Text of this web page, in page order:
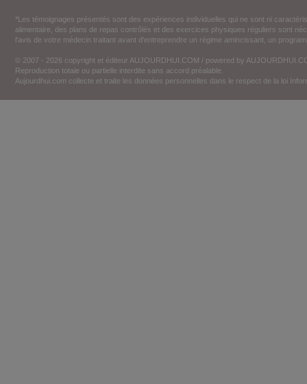
*Les témoignages présentés sont des expériences individuelles qui ne sont ni
alimentaire, des plans de repas contrôlés et des exercices physiques réguliers sont
l'avis de votre médecin traitant avant d'entreprendre un régime amincissant, un
© 2007 - 2026 copyright et éditeur AUJOURDHUI.COM / powered by
Reproduction totale ou partielle interdite sans accord préalable.
Aujourdhui.com collecte et traite les données personnelles dans le respect de la loi